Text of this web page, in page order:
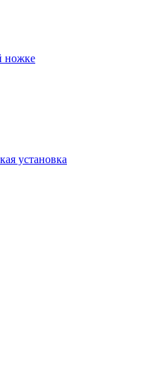
ножке
установка